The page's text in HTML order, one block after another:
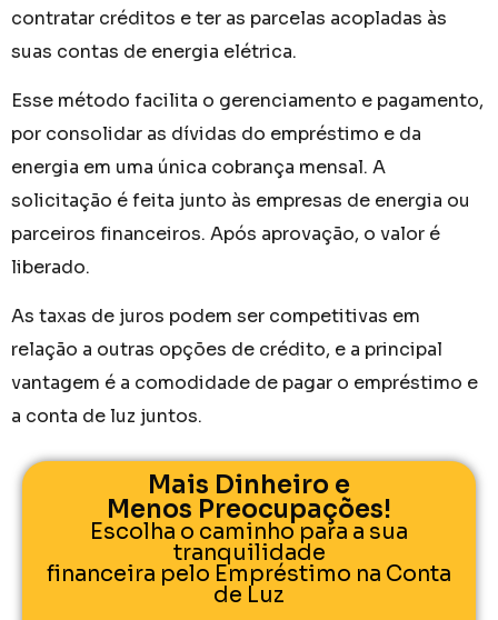
contratar créditos e ter as parcelas acopladas às
suas contas de energia elétrica.
Esse método facilita o gerenciamento e pagamento,
por consolidar as dívidas do empréstimo e da
energia em uma única cobrança mensal. A
solicitação é feita junto às empresas de energia ou
parceiros financeiros. Após aprovação, o valor é
liberado.
As taxas de juros podem ser competitivas em
relação a outras opções de crédito, e a principal
vantagem é a comodidade de pagar o empréstimo e
a conta de luz juntos.
Mais Dinheiro e
Menos Preocupações!
Escolha o caminho para a sua
tranquilidade
financeira pelo Empréstimo na Conta
de Luz